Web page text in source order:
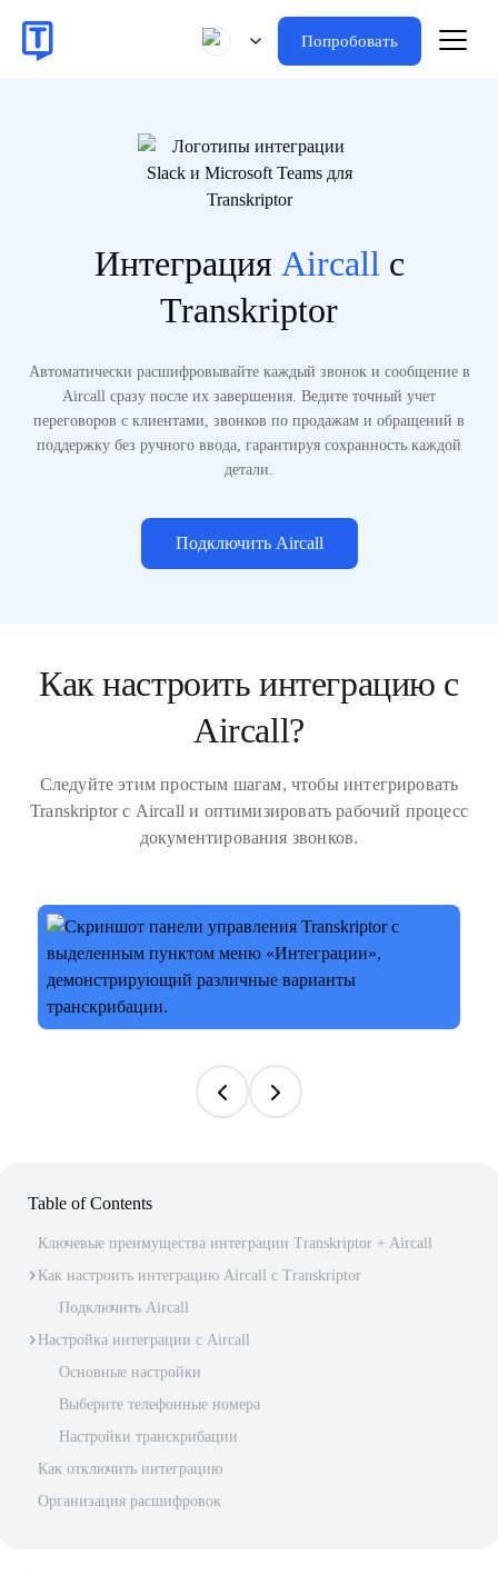
Попробовать
Интеграция Aircall с
Transkriptor
Автоматически расшифровывайте каждый звонок и сообщение в
Aircall сразу после их завершения. Ведите точный учет
переговоров с клиентами, звонков по продажам и обращений в
поддержку без ручного ввода, гарантируя сохранность каждой
детали.
Подключить Aircall
Как настроить интеграцию с
Aircall?
Следуйте этим простым шагам, чтобы интегрировать
Transkriptor с Aircall и оптимизировать рабочий процесс
документирования звонков.
Table of Contents
Ключевые преимущества интеграции Transkriptor + Aircall
Как настроить интеграцию Aircall с Transkriptor
Подключить Aircall
Настройка интеграции с Aircall
Основные настройки
Выберите телефонные номера
Настройки транскрибации
Как отключить интеграцию
Организация расшифровок